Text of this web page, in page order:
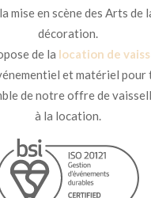
mise en scène des Arts de
décoration.
de la location de
et matériel pour
de notre offre de
à la location.